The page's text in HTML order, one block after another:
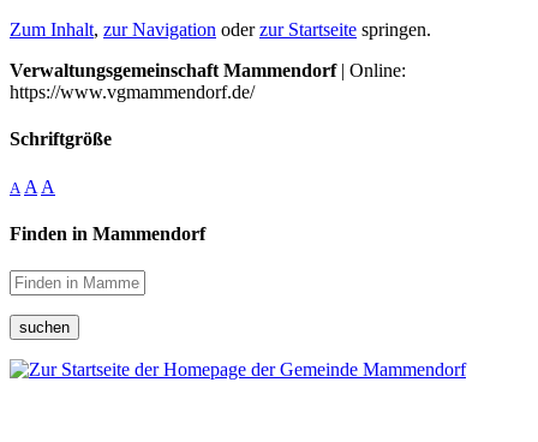
Zum Inhalt, zur Navigation oderzur Startseite springen.
Verwaltungsgemeinschaft Mammendorf| Online:
https://www.vgmammendorf.de/
Schriftgröße
A A A
Finden in Mammendorf
suchen